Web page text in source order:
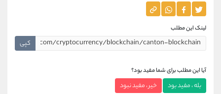
لینک این مطلب
کپی
آیا این مطلب برای شما مفید بود؟
بله ، مفید بود خیر ، مفید نبود